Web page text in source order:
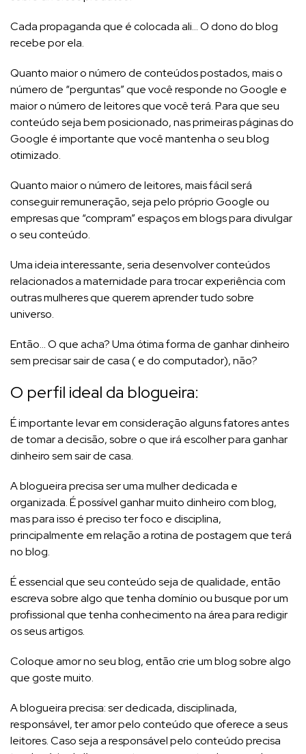
Cada propaganda que é colocada ali… O dono do blog
recebe por ela.
Quanto maior o número de conteúdos postados, mais o
número de “perguntas” que você responde no Google e
maior o número de leitores que você terá. Para que seu
conteúdo seja bem posicionado, nas primeiras páginas do
Google é importante que você mantenha o seu blog
otimizado.
Quanto maior o número de leitores, mais fácil será
conseguir remuneração, seja pelo próprio Google ou
empresas que “compram” espaços em blogs para divulgar
o seu conteúdo.
Uma ideia interessante, seria desenvolver conteúdos
relacionados a maternidade para trocar experiência com
outras mulheres que querem aprender tudo sobre
universo.
Então… O que acha? Uma ótima forma de ganhar dinheiro
sem precisar sair de casa ( e do computador), não?
O perfil ideal da blogueira:
É importante levar em consideração alguns fatores antes
de tomar a decisão, sobre o que irá escolher para ganhar
dinheiro sem sair de casa.
A blogueira precisa ser uma mulher dedicada e
organizada. É possível ganhar muito dinheiro com blog,
mas para isso é preciso ter foco e disciplina,
principalmente em relação a rotina de postagem que terá
no blog.
É essencial que seu conteúdo seja de qualidade, então
escreva sobre algo que tenha domínio ou busque por um
profissional que tenha conhecimento na área para redigir
os seus artigos.
Coloque amor no seu blog, então crie um blog sobre algo
que goste muito.
A blogueira precisa: ser dedicada, disciplinada,
responsável, ter amor pelo conteúdo que oferece a seus
leitores. Caso seja a responsável pelo conteúdo precisa